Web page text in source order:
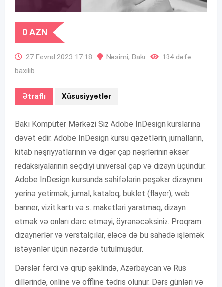
0AZN
27 Fevral 2023 17:18 Nəsimi, Bakı
184 dəfə
baxılıb
Ətraflı Xüsusiyyətlər
Bakı Kompüter Mərkəzi Siz Adobe İnDesign kurslarına
dəvət edir. Adobe InDesign kursu qəzetlərin, jurnalların,
kitab nəşriyyatlarının və digər çap nəşrlərinin əksər
redaksiyalarının seçdiyi universal çap və dizayn üçündür.
Adobe InDesign kursunda səhifələrin peşəkar dizaynını
yerinə yetirmək, jurnal, kataloq, buklet (flayer), web
banner, vizit kartı və s. maketləri yaratmaq, dizayn
etmək və onları dərc etməyi, öyrənəcəksiniz. Proqram
dizaynerlər və verstalçılar, eləcə də bu sahədə işləmək
istəyənlər üçün nəzərdə tutulmuşdur.
Dərslər fərdi və qrup şəklində, Azərbaycan və Rus
dillərində, online və offline tədris olunur. Dərs günləri və